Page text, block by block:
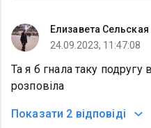
Елизавета Сельская
24.09.2023, 11:47:08
Та я б гнала таку подругу
розповіла
Показати 2 відповіді